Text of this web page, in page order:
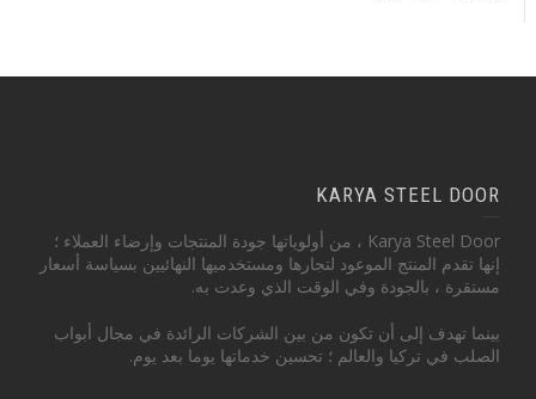
KARYA STEEL DOOR
Karya Steel Door ، من أولوياتها جودة المنتجات وإرضاء العملاء ؛
إنها تقدم المنتج الموعود لتجارها ومستخدميها النهائيين بسياسة أسعار
مستقرة ، بالجودة وفي الوقت الذي وعدت به.
بينما تهدف إلى أن تكون من بين الشركات الرائدة في مجال أبواب
الصلب في تركيا والعالم ؛ تحسين خدماتها يوما بعد يوم.